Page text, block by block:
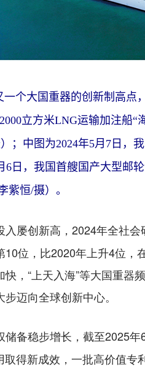
大国重器的创新制高点
立方米LNG运输加注船
；中图为2024年5月7日，
日，我国首艘国产大型邮
紫恒/摄）。
入屡创新高，2024年全社
位，比2020年上升4位
，“上天入海”等大国重
迈向全球创新中心。
储备稳步增长，截至2025
得新成效，一批高价值